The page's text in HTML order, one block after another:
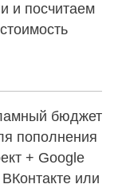
и посчитаем
бюджет
пополнения
+ Google
или